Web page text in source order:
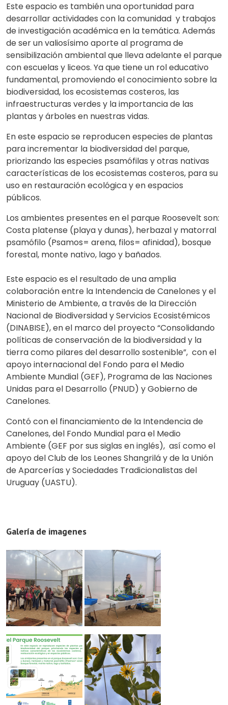
Este espacio es también una oportunidad para
desarrollar actividades con la comunidad y trabajos
de investigación académica en la temática. Además
de ser un valiosísimo aporte al programa de
sensibilización ambiental que lleva adelante el parque
con escuelas y liceos. Ya que tiene un rol educativo
fundamental, promoviendo el conocimiento sobre la
biodiversidad, los ecosistemas costeros, las
infraestructuras verdes y la importancia de las
plantas y árboles en nuestras vidas.
En este espacio se reproducen especies de plantas
para incrementar la biodiversidad del parque,
priorizando las especies psamófilas y otras nativas
características de los ecosistemas costeros, para su
uso en restauración ecológica y en espacios
públicos.
Los ambientes presentes en el parque Roosevelt son:
Costa platense (playa y dunas), herbazal y matorral
psamófilo (Psamos= arena, filos= afinidad), bosque
forestal, monte nativo, lago y bañados.
Este espacio es el resultado de una amplia
colaboración entre la Intendencia de Canelones y el
Ministerio de Ambiente, a través de la Dirección
Nacional de Biodiversidad y Servicios Ecosistémicos
(DINABISE), en el marco del proyecto “Consolidando
políticas de conservación de la biodiversidad y la
tierra como pilares del desarrollo sostenible”, con el
apoyo internacional del Fondo para el Medio
Ambiente Mundial (GEF), Programa de las Naciones
Unidas para el Desarrollo (PNUD) y Gobierno de
Canelones.
Contó con el financiamiento de la Intendencia de
Canelones, del Fondo Mundial para el Medio
Ambiente (GEF por sus siglas en inglés), así como el
apoyo del Club de los Leones Shangrilá y de la Unión
de Aparcerías y Sociedades Tradicionalistas del
Uruguay (UASTU).
Galería de imagenes